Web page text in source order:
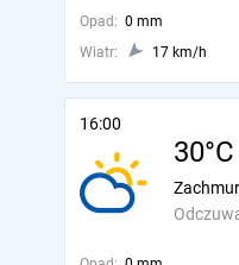
Opad: 0 mm
Wiatr:
17 km/h
16:00
30°C